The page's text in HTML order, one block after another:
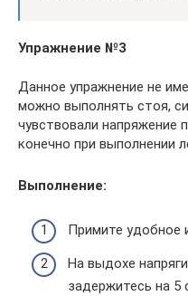
Упражнение №3
Данное упражнение не
можно выполнять стоя,
чувствовали напряжение
конечно при выполнении
Выполнение:
Примите удобное
На выдохе
задержитесь на 5